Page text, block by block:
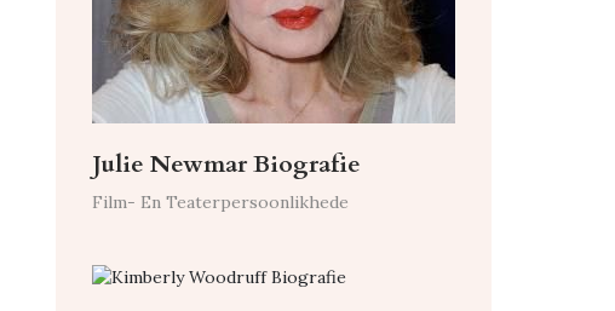
Julie Newmar Biografie
Film- En Teaterpersoonlikhede